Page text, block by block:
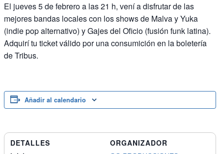
El jueves 5 de febrero a las 21 h, vení a disfrutar de las
mejores bandas locales con los shows de Malva y Yuka
(indie pop alternativo) y Gajes del Oficio (fusión funk latina).
Adquirí tu ticket válido por una consumición en la boletería
de Tribus.
Añadir al calendario
DETALLES
ORGANIZADOR